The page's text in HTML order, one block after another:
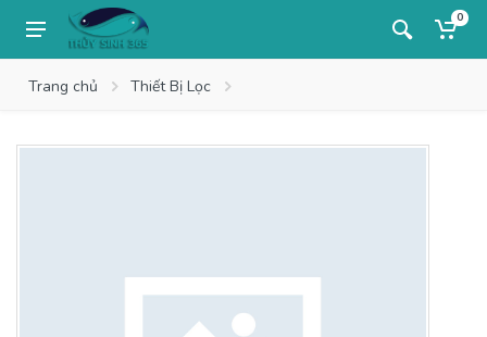
0
Trang chủ Thiết Bị Lọc